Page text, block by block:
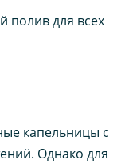
полив для всех
капельницы с
Однако для